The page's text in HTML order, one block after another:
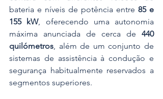
bateria e níveis de potência entre 85 e
155 kW, oferecendo uma autonomia
máxima anunciada de cerca de 440
quilómetros, além de um conjunto de
sistemas de assistência à condução e
segurança habitualmente reservados a
segmentos superiores.